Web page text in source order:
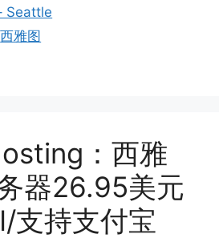
Seattle
西雅图
：西雅
器26.95美元
支持支付宝